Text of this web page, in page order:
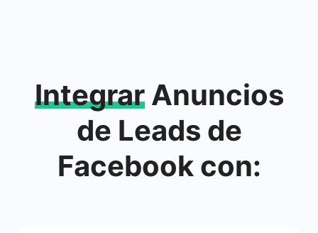
IntegrarAnuncios
de Leads de
Facebook con: